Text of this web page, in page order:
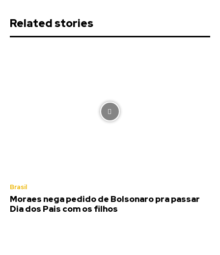
Related stories
Brasil
Moraes nega pedido de Bolsonaro pra passar
Dia dos Pais com os filhos